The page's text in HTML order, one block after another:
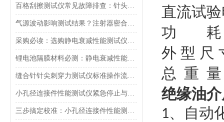
百格刮擦测试仪常见故障排查：针头磨损与运动轨迹偏移
气源波动影响测试结果？注射器密合性正压测试仪的稳压设计分析
采购必读：选购静电衰减性能测试仪的5个核心参数与避坑指南
锂电池隔膜材料必测：静电衰减性能测试仪的操作难点突破
缝合针针尖刺穿力测试仪标准操作流程（SOP）及实验员培训要点
小孔径连接件性能测试仪紧急停止与异常状态下的安全复位操作
三步搞定校准：小孔径连接件性能测试仪的每日开机自检流程详解
直流试
功
外 型 尺
总 重
绝缘油
1、自动